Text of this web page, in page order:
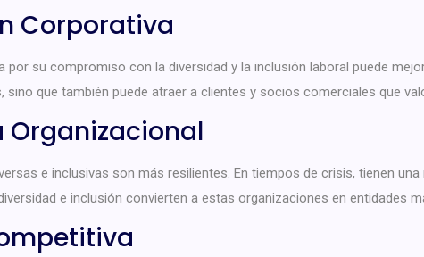
Corporativa
por su compromiso con la diversidad y la inclusión laboral puede
que también puede atraer a clientes y socios comerciales que
Organizacional
e inclusivas son más resilientes. En tiempos de crisis, tienen
e inclusión convierten a estas organizaciones en entidades